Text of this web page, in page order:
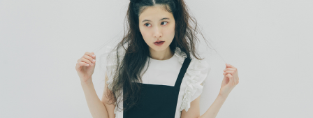
[12星座別] Monthly Love Holoscope
女神まり愛のタロットメッセージ
算命学がわかる今月のあなた
HEALTH
自分にやさしく
LEARN
知る、考える